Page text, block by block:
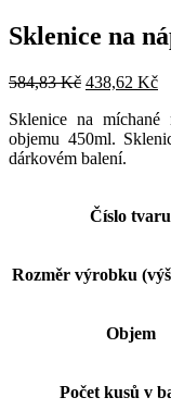
Sklenice na
584,83Kč 438,62 Kč
Sklenice na
objemu 450ml.
dárkovém balení.
Číslo tvaru
Rozměr výrobku
Objem
Počet kusů v